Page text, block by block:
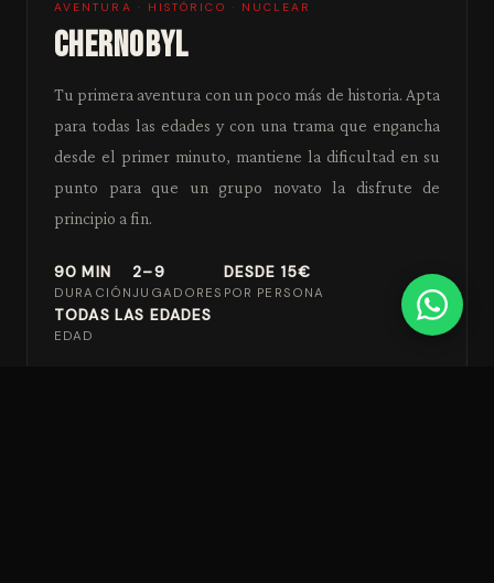
AVENTURA · HISTÓRICO · NUCLEAR
CHERNOBYL
Tu primera aventura con un poco más de historia. Apta
para todas las edades y con una trama que engancha
desde el primer minuto, mantiene la dificultad en su
punto para que un grupo novato la disfrute de
principio a fin.
90 MIN
DURACIÓN
2–9
JUGADORES
DESDE 15€
POR PERSONA
TODAS LAS EDADES
EDAD